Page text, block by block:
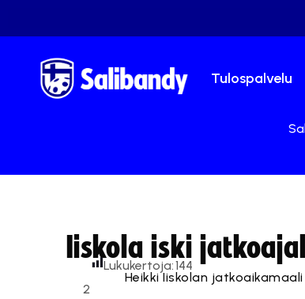
Tulospalvelu
Iiskola iski
2
Lukukertoja:144
Heikki Iiskolan